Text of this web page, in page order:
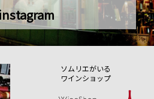
instagram
ソムリエがいる
ワインショップ